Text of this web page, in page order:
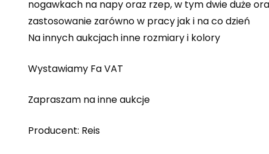
nogawkach na napy oraz rzep, w tym dwie duże
zastosowanie zarówno w pracy jak i na co dzień
Na innych aukcjach inne rozmiary i kolory
Wystawiamy Fa VAT
Zapraszam na inne aukcje
Producent: Reis